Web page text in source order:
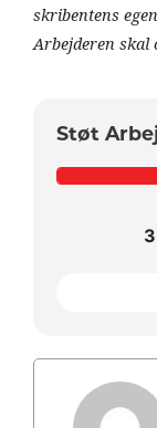
skribentens
Arbejderen skal
Støt